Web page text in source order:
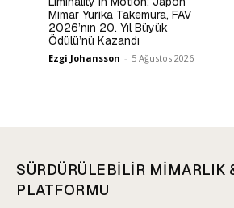
Mimar Yurika Takemura, FAV
2026’nın 20. Yıl Büyük
Ödülü’nü Kazandı
Ezgi Johansson - 5 Ağustos 2026
SÜRDÜRÜLEBİLİR MİMARLIK
PLATFORMU